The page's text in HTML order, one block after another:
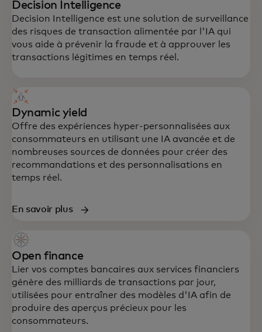
Decision Intelligence
Decision Intelligence est une solution de surveillance
des risques de transaction alimentée par l'IA qui
vous aide à prévenir la fraude et à approuver les
transactions légitimes en temps réel.
Dynamic yield
Offre des expériences hyper-personnalisées aux
consommateurs en utilisant une IA avancée et de
nombreuses sources de données pour créer des
recommandations et des personnalisations en
temps réel.
En savoir plus
Open finance
Lier vos comptes bancaires aux services financiers
génère des milliards de transactions par jour,
utilisées pour entraîner des modèles d'IA afin de
produire des aperçus précieux pour les
consommateurs.